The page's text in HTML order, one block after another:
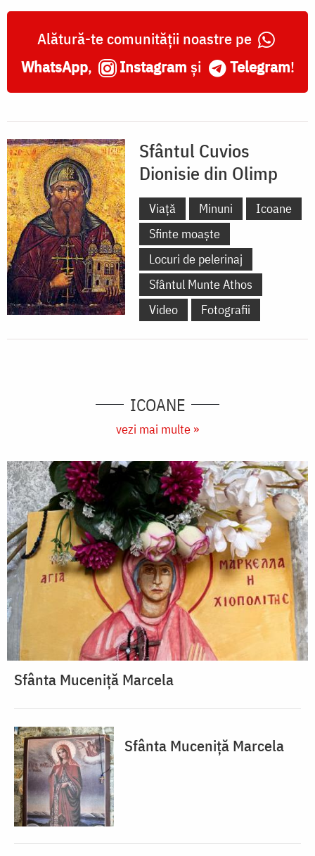
Frescă
kiriakonul
vatopedin
"Sfântul
Dimitrie"
-
Athos
(1796)
Alătură-te comunității noastre pe
WhatsApp, Instagram și Telegram!
Sfântul Cuvios
Dionisie din Olimp
Viață Minuni
Icoane
Sfinte moaște
Locuri de pelerinaj
Sfântul Munte Athos
Video
Fotografii
ICOANE
vezi mai multe »
Sfânta Muceniță Marcela
Sfânta Muceniță Marcela